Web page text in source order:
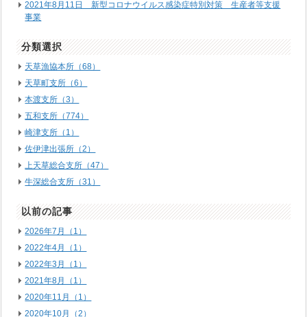
2021年8月11日 新型コロナウイルス感染症特別対策 生産者等支援
事業
分類選択
天草漁協本所（68）
天草町支所（6）
本渡支所（3）
五和支所（774）
崎津支所（1）
佐伊津出張所（2）
上天草総合支所（47）
牛深総合支所（31）
以前の記事
2026年7月（1）
2022年4月（1）
2022年3月（1）
2021年8月（1）
2020年11月（1）
2020年10月（2）